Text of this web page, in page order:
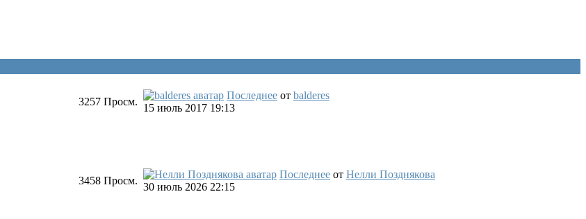
3257 Просм.
Последнее от balderes
15 июль 2017 19:13
3458 Просм.
Последнее от Нелли Позднякова
30 июль 2026 22:15